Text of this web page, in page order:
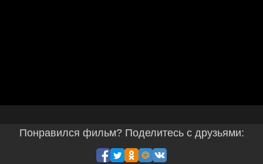
Понравился фильм? Поделитесь с друзьями: